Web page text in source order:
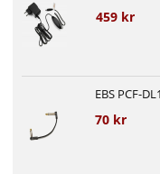
459 kr
EBS PCF-
70 kr